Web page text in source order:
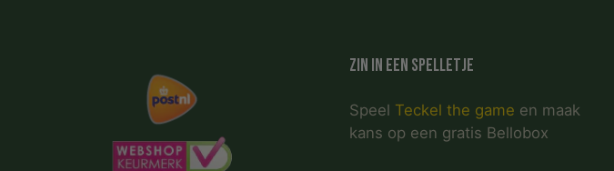
Zin in een spelletje
Speel Teckel the game en maak
kans op een gratis Bellobox